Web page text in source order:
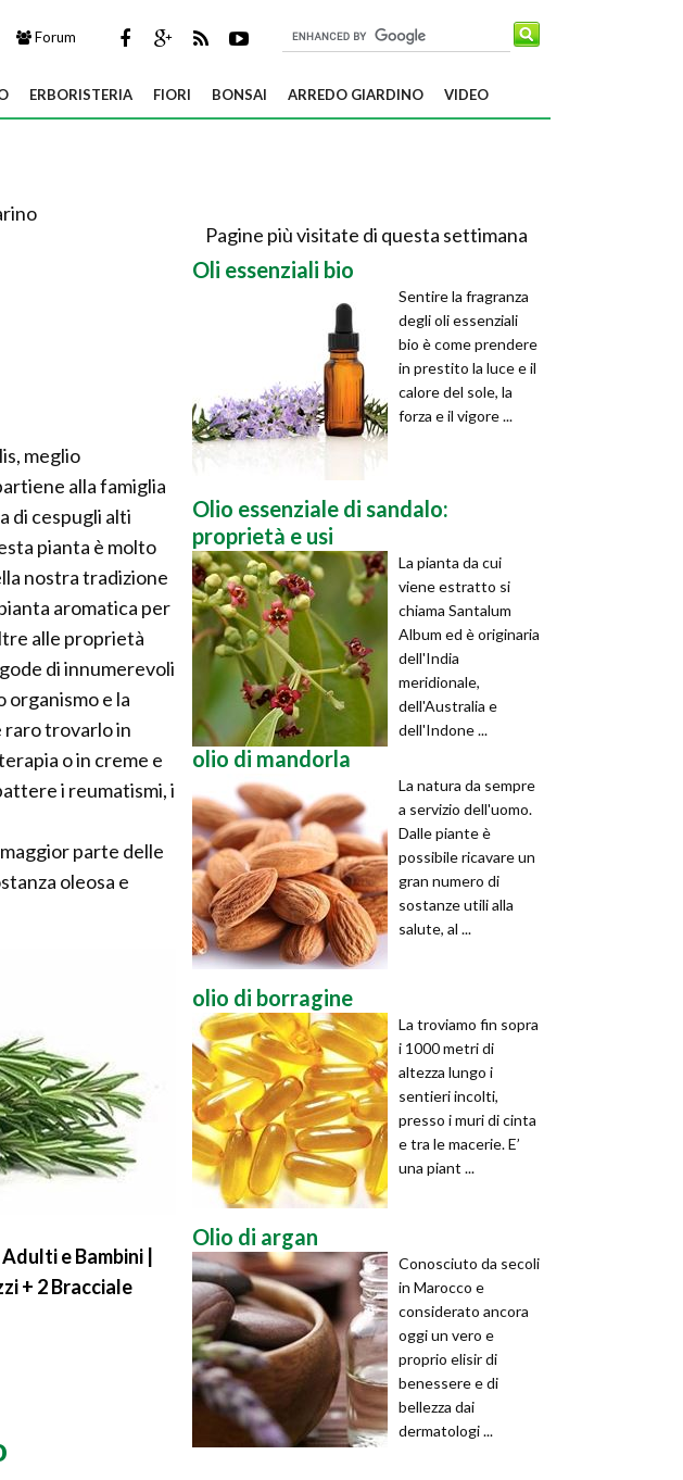
Forum
ERBORISTERIA FIORI BONSAI ARREDO GIARDINO VIDEO
meglio
alla famiglia
di cespugli alti
pianta è molto
nostra tradizione
aromatica per
alle proprietà
di innumerevoli
e la
raro trovarlo in
o in creme e
i reumatismi, i
parte delle
oleosa e
e Bambini |
+ 2 Bracciale
Pagine più visitate di questa settimana
Oli essenziali bio
Sentire la fragranza
degli oli essenziali
bio è come prendere
in prestito la luce e il
calore del sole, la
forza e il vigore ...
Olio essenziale di sandalo:
proprietà e usi
La pianta da cui
viene estratto si
chiama Santalum
Album ed è originaria
dell'India
meridionale,
dell'Australia e
dell'Indone ...
olio di mandorla
La natura da sempre
a servizio dell'uomo.
Dalle piante è
possibile ricavare un
gran numero di
sostanze utili alla
salute, al ...
olio di borragine
La troviamo fin sopra
i 1000 metri di
altezza lungo i
sentieri incolti,
presso i muri di cinta
e tra le macerie. E’
una piant ...
Olio di argan
Conosciuto da secoli
in Marocco e
considerato ancora
oggi un vero e
proprio elisir di
benessere e di
bellezza dai
dermatologi ...